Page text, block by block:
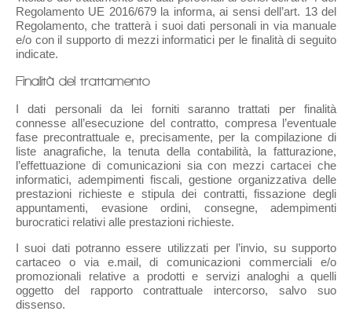
Regolamento UE 2016/679 la informa, ai sensi dell’art. 13 del
Regolamento, che tratterà i suoi dati personali in via manuale
e/o con il supporto di mezzi informatici per le finalità di seguito
indicate.
Finalità del trattamento
I dati personali da lei forniti saranno trattati per finalità
connesse all’esecuzione del contratto, compresa l’eventuale
fase precontrattuale e, precisamente, per la compilazione di
liste anagrafiche, la tenuta della contabilità, la fatturazione,
l’effettuazione di comunicazioni sia con mezzi cartacei che
informatici, adempimenti fiscali, gestione organizzativa delle
prestazioni richieste e stipula dei contratti, fissazione degli
appuntamenti, evasione ordini, consegne, adempimenti
burocratici relativi alle prestazioni richieste.
I suoi dati potranno essere utilizzati per l’invio, su supporto
cartaceo o via e.mail, di comunicazioni commerciali e/o
promozionali relative a prodotti e servizi analoghi a quelli
oggetto del rapporto contrattuale intercorso, salvo suo
dissenso.